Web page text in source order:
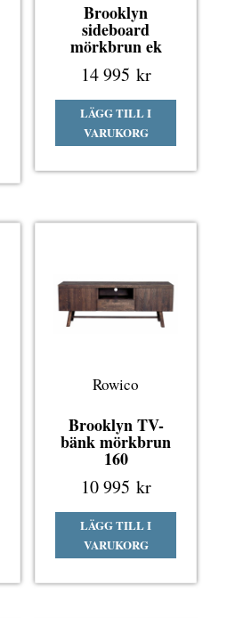
Brooklyn
sideboard
mörkbrun ek
14 995 kr
LÄGG TILL I
VARUKORG
Rowico
Brooklyn TV-
bänk mörkbrun
160
10 995 kr
LÄGG TILL I
VARUKORG